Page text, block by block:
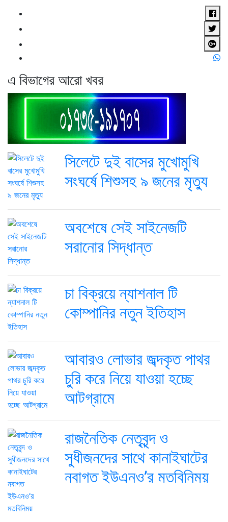
এ বিভাগের আরো খবর
সিলেটে দুই বাসের মুখোমুখি
সংঘর্ষে শিশুসহ ৯ জনের মৃত্যু
অবশেষে সেই সাইনেজটি
সরানোর সিদ্ধান্ত
চা বিক্রয়ে ন্যাশনাল টি
কোম্পানির নতুন ইতিহাস
আবারও লোভার জব্দকৃত পাথর
চুরি করে নিয়ে যাওয়া হচ্ছে
আটগ্রামে
রাজনৈতিক নেতৃবৃন্দ ও
সুধীজনদের সাথে কানাইঘাটের
নবাগত ইউএনও’র মতবিনিময়